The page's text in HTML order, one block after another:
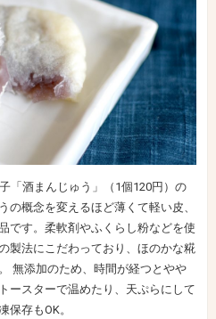
「酒まんじゅう」（1個120円）の
の概念を変えるほど薄くて軽い皮、
です。柔軟剤やふくらし粉などを使
製法にこだわっており、ほのかな糀
無添加のため、時間が経つとやや
ースターで温めたり、天ぷらにして
保存もOK。